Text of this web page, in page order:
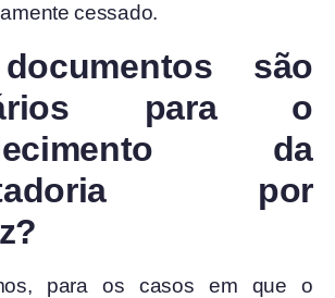
cessado.
são
para o
da
por
para os casos em que o